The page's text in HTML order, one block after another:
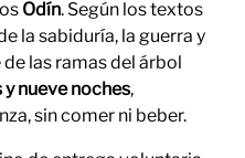
Odín. Según los textos
la sabiduría, la guerra y
las ramas del árbol
y nueve noches,
sin comer ni beber.